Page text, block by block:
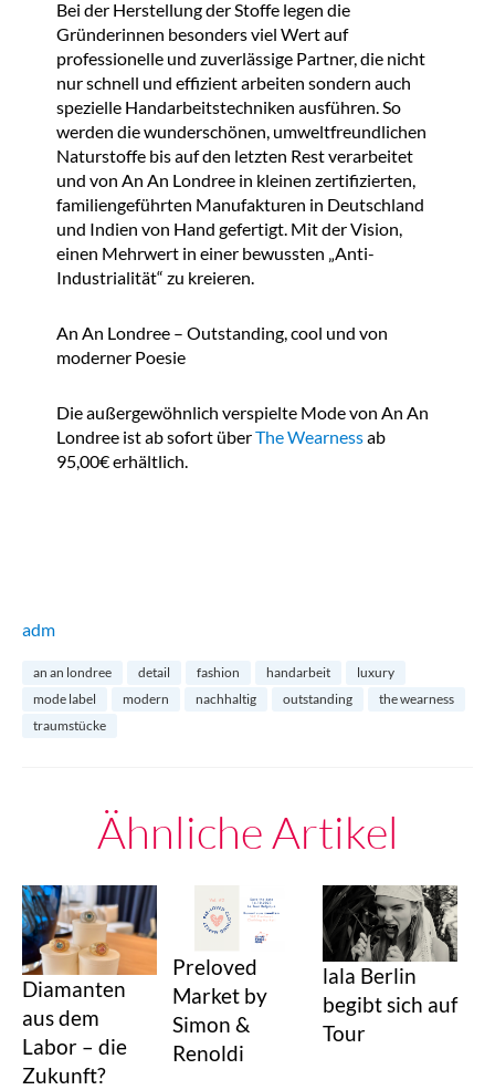
Bei der Herstellung der Stoffe legen die
Gründerinnen besonders viel Wert auf
professionelle und zuverlässige Partner, die nicht
nur schnell und effizient arbeiten sondern auch
spezielle Handarbeitstechniken ausführen. So
werden die wunderschönen, umweltfreundlichen
Naturstoffe bis auf den letzten Rest verarbeitet
und von An An Londree in kleinen zertifizierten,
familiengeführten Manufakturen in Deutschland
und Indien von Hand gefertigt. Mit der Vision,
einen Mehrwert in einer bewussten „Anti-
Industrialität“ zu kreieren.
An An Londree – Outstanding, cool und von
moderner Poesie
Die außergewöhnlich verspielte Mode von An An
Londree ist ab sofort überThe Wearnessab
95,00€ erhältlich.
adm
an an londree detail fashion handarbeit
luxury
mode label
modern nachhaltig outstanding
the wearness
traumstücke
Ähnliche Artikel
Diamanten
aus dem
Labor – die
Zukunft?
Preloved
Market by
Simon &
Renoldi
lala Berlin
begibt sich auf
Tour